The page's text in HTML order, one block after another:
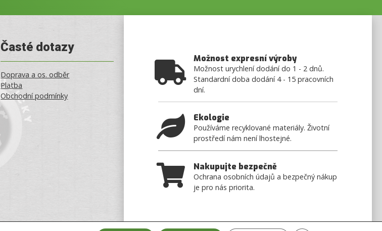
Časté dotazy
Doprava a os. odběr
Platba
Obchodní podmínky
Možnost expresní výroby
Možnost urychlení dodání do 1 - 2 dnů.
Standardní doba dodání 4 - 15 pracovních
dní.
Ekologie
Používáme recyklované materiály. Životní
prostředí nám není lhostejné.
Nakupujte bezpečně
Ochrana osobních údajů a bezpečný nákup
je pro nás priorita.